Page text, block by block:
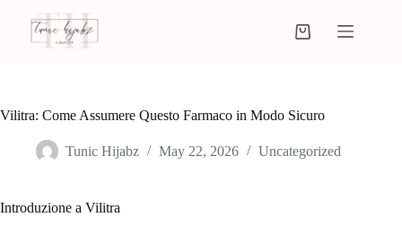
Vilitra: Come Assumere Questo Farmaco in Modo Sicuro
Tunic Hijabz May 22, 2026 Uncategorized
Introduzione a Vilitra